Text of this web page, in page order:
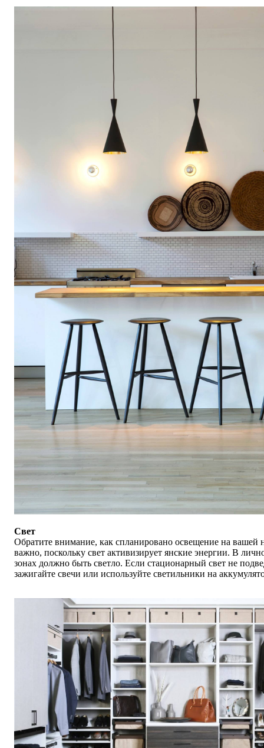
Свет
Обратите внимание, как спланировано освещение на вашей
важно, поскольку свет активизирует янские энергии. В
зонах должно быть светло. Если стационарный свет не
зажигайте свечи или используйте светильники на